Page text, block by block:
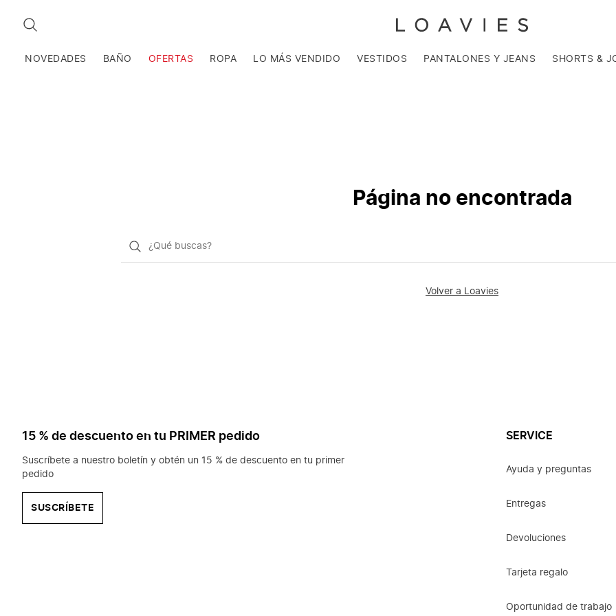
BUSCAR
NOVEDADES BAÑO OFERTAS ROPA LO MÁS VENDIDO VESTIDOS PANTALONES Y JEANS SHORTS &
Página no encontrada
¿Qué
Volver a Loavies
15 % de descuento en tu PRIMER pedido
Suscríbete a nuestro boletín y obtén un 15 % de descuento en tu primer
pedido
SUSCRÍBETE
SERVICE
Ayuda y preguntas
Entregas
Devoluciones
Tarjeta regalo
Oportunidad de trabajo